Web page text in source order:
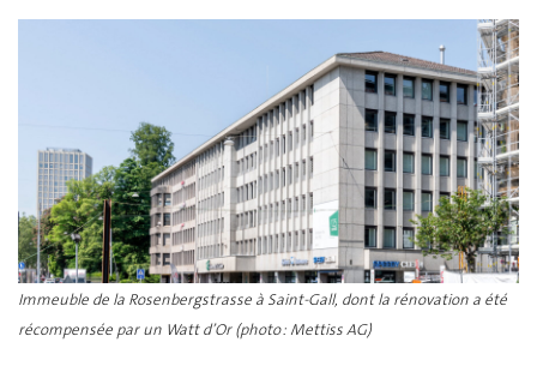
Immeuble de la Rosenbergstrasse à Saint-Gall, dont la rénovation a été
récompensée par un Watt d’Or (photo : Mettiss AG)